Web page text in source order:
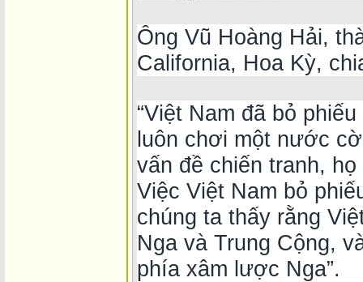
Ông Vũ Hoàng Hải,
California, Hoa Kỳ,
“Việt Nam đã bỏ
luôn chơi một nước
vấn đề chiến tranh,
Việc Việt Nam bỏ
chúng ta thấy rằng
Nga và Trung Cộng,
phía xâm lược Nga”.